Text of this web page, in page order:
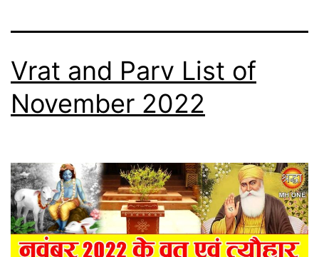
Vrat and Parv List of
November 2022